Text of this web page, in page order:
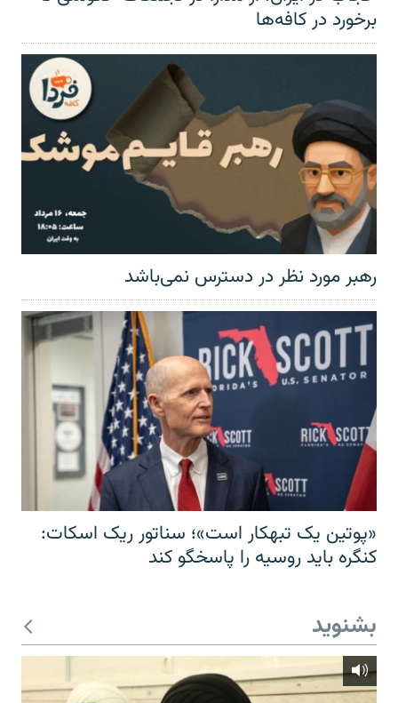
برخورد در کافه‌ها
رهبر مورد نظر در دسترس نمی‌باشد
«پوتین یک تبهکار است»؛ سناتور ریک اسکات:
کنگره باید روسیه را پاسخگو کند
بشنوید